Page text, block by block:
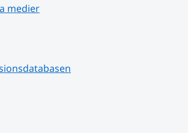
medier